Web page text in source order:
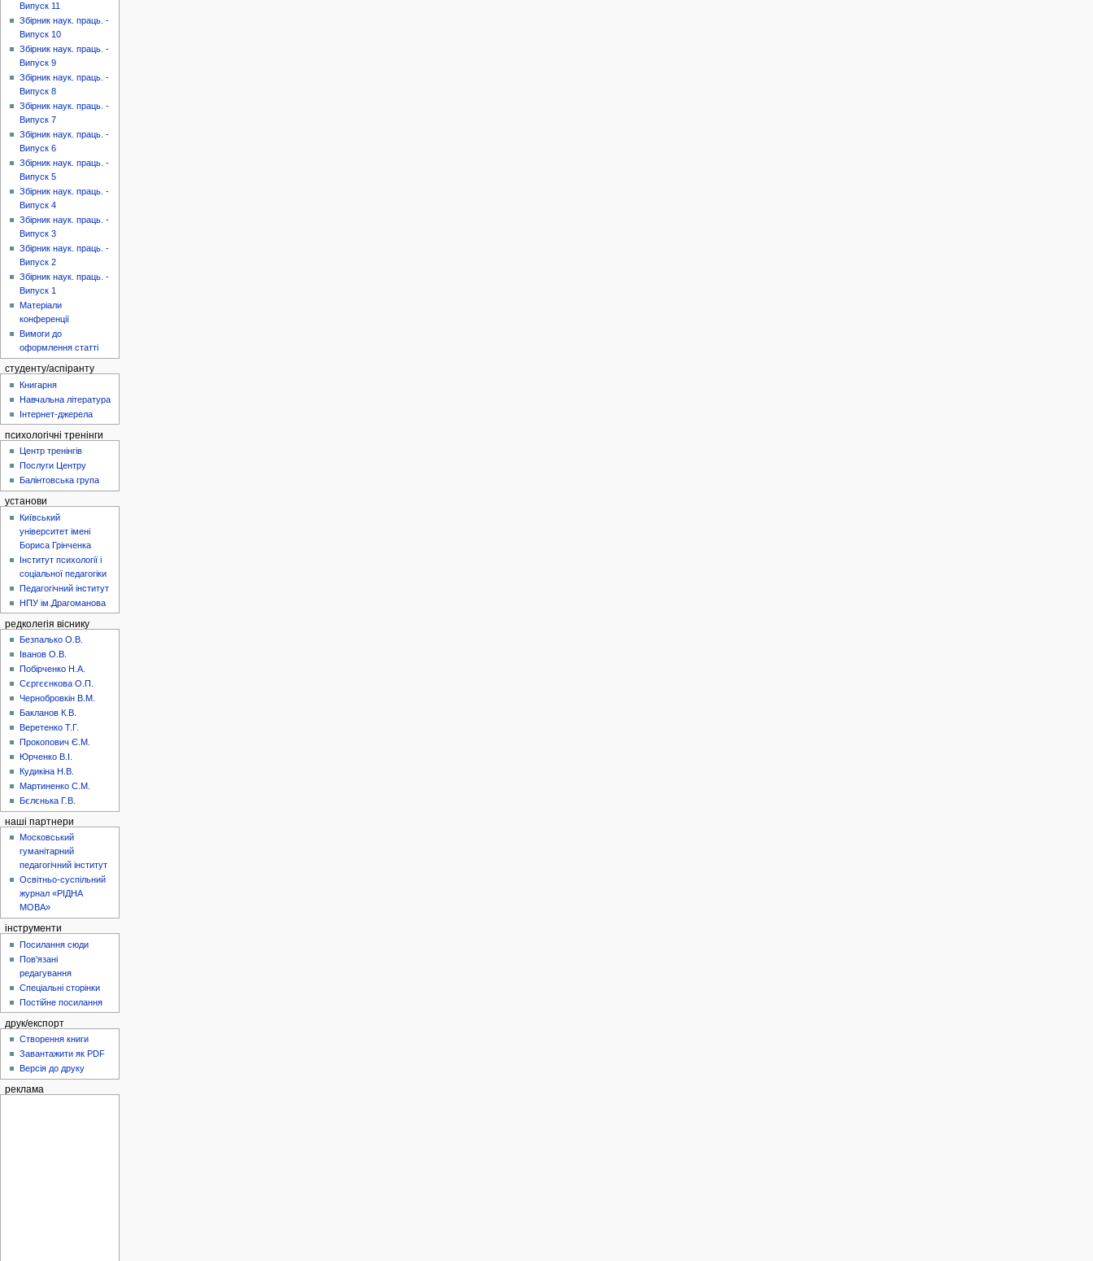
Випуск 11
Збірник наук. праць. -
Випуск 10
Збірник наук. праць. -
Випуск 9
Збірник наук. праць. -
Випуск 8
Збірник наук. праць. -
Випуск 7
Збірник наук. праць. -
Випуск 6
Збірник наук. праць. -
Випуск 5
Збірник наук. праць. -
Випуск 4
Збірник наук. праць. -
Випуск 3
Збірник наук. праць. -
Випуск 2
Збірник наук. праць. -
Випуск 1
Матеріали
конференції
Вимоги до
оформлення статті
студенту/аспіранту
Книгарня
Навчальна література
Інтернет-джерела
психологічні тренінги
Центр тренінгів
Послуги Центру
Балінтовська група
установи
Київський
університет імені
Бориса Грінченка
Інститут психології і
соціальної педагогіки
Педагогічний інститут
НПУ ім.Драгоманова
редколегія віснику
Безпалько О.В.
Іванов О.В.
Побірченко Н.А.
Сєргєєнкова О.П.
Чернобровкін В.М.
Бакланов К.В.
Веретенко Т.Г.
Прокопович Є.М.
Юрченко В.І.
Кудикіна Н.В.
Мартиненко С.М.
Бєлєнька Г.В.
наші партнери
Московський
гуманітарний
педагогічний інститут
Освітньо-суспільний
журнал «РІДНА
МОВА»
інструменти
Посилання сюди
Пов'язані
редагування
Спеціальні сторінки
Постійне посилання
друк/експорт
Створення книги
Завантажити як PDF
Версія до друку
реклама